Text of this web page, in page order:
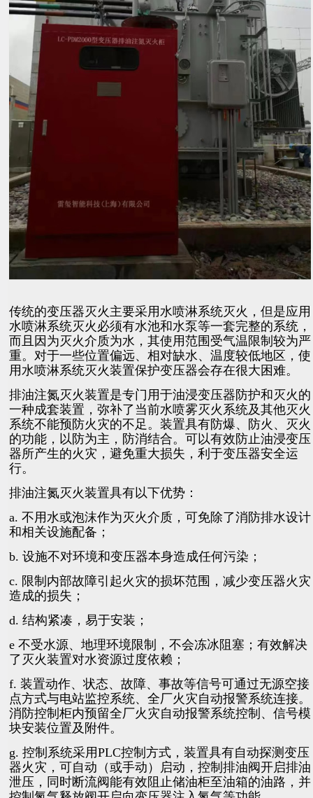
传统的变压器灭火主要采用水喷淋系统灭火，但是应用
水喷淋系统灭火必须有水池和水泵等一套完整的系统，
而且因为灭火介质为水，其使用范围受气温限制较为严
重。对于一些位置偏远、相对缺水、温度较低地区，使
用水喷淋系统灭火装置保护变压器会存在很大困难。
排油注氮灭火装置是专门用于油浸变压器防护和灭火的
一种成套装置，弥补了当前水喷雾灭火系统及其他灭火
系统不能预防火灾的不足。装置具有防爆、防火、灭火
的功能，以防为主，防消结合。可以有效防止油浸变压
器所产生的火灾，避免重大损失，利于变压器安全运
行。
排油注氮灭火装置具有以下优势：
a. 不用水或泡沫作为灭火介质，可免除了消防排水设计
和相关设施配备；
b. 设施不对环境和变压器本身造成任何污染；
c. 限制内部故障引起火灾的损坏范围，减少变压器火灾
造成的损失；
d. 结构紧凑，易于安装；
e 不受水源、地理环境限制，不会冻冰阻塞；有效解决
了灭火装置对水资源过度依赖；
f. 装置动作、状态、故障、事故等信号可通过无源空接
点方式与电站监控系统、全厂火 灾自动报警系统连接。
消防控制柜内预留全厂火灾自动报警系统控制、信号模
块安装位置及附件。
g. 控制系统采用PLC控制方式，装置具有自动探测变压
器火灾，可自动（或手动）启动，控制排油阀开启排油
泄压，同时断流阀能有效阻止储油柜至油箱的油路，并